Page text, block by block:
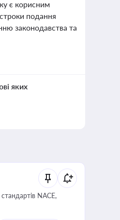
є корисним
подання
законодавства та
яких
NACE,